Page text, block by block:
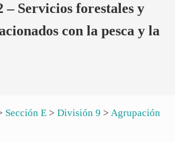
– Servicios forestales y
con la pesca y la
Sección E> División 9 > Agrupación